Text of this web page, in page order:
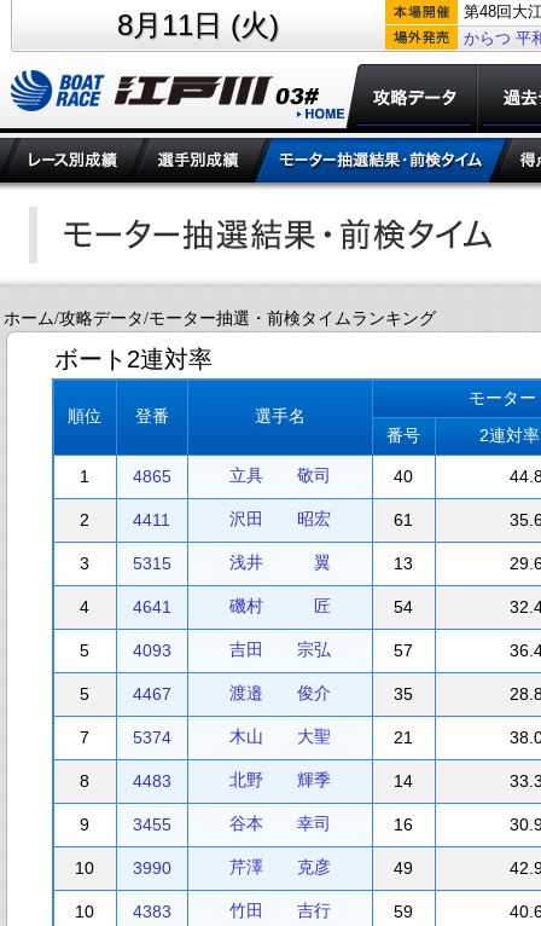
8月11日 (火)
第48回大
からつ 平
ホーム/攻略データ/モーター抽選・前検タイムランキング
ボート2連対率
順位 登番 選手名
モーター
番号
2連対
1 4865 立具 敬司 40
2 4411 沢田 昭宏 61
3 5315 浅井 翼 13
4 4641 磯村 匠 54
5 4093 吉田 宗弘 57
5 4467 渡邉 俊介 35
7 5374 木山 大聖 21
8 4483 北野 輝季 14
9 3455 谷本 幸司 16
10 3990 芹澤 克彦 49
10 4383 竹田 吉行 59